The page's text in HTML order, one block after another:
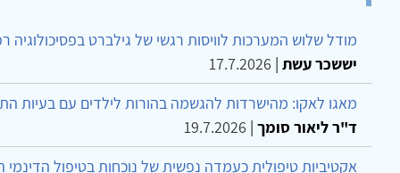
מודל שלוש המערכות לוויסות רגשי של גילברט בפסיכולוגיה
יששכר עשת |
17.7.2026
מאגו לאקו: מהישרדות להגשמה בהורות לילדים עם בעיות
ד"ר ליאור סומך |
19.7.2026
אקטיביות טיפולית כעמדה נפשית של נוכחות בטיפול